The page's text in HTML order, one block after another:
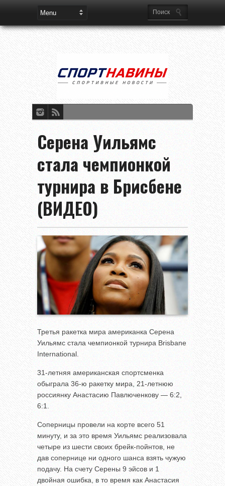
Серена Уильямс
стала чемпионкой
турнира в Брисбене
(ВИДЕО)
Третья ракетка мира американка Серена
Уильямс стала чемпионкой турнира Brisbane
International.
31-летняя американская спортсменка
обыграла 36-ю ракетку мира, 21-летнюю
россиянку Анастасию Павлюченкову — 6:2,
6:1.
Соперницы провели на корте всего 51
минуту, и за это время Уильямс реализовала
четыре из шести своих брейк-пойнтов, не
дав сопернице ни одного шанса взять чужую
подачу. На счету Серены 9 эйсов и 1
двойная ошибка, в то время как Анастасия